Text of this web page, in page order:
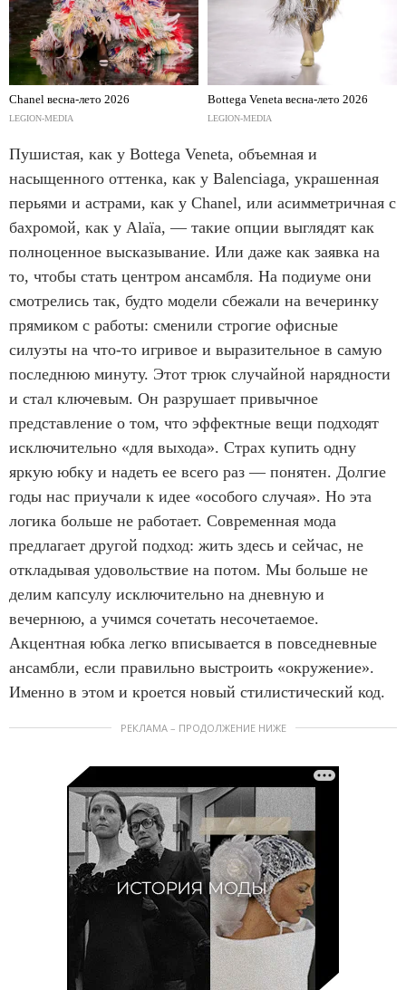
Chanel весна-лето 2026
LEGION-MEDIA
Bottega Veneta весна-лето 2026
LEGION-MEDIA
Пушистая, как у Bottega Veneta, объемная и
насыщенного оттенка, как у Balenciaga, украшенная
перьями и астрами, как у Chanel, или асимметричная с
бахромой, как у Alaïa, — такие опции выглядят как
полноценное высказывание. Или даже как заявка на
то, чтобы стать центром ансамбля. На подиуме они
смотрелись так, будто модели сбежали на вечеринку
прямиком с работы: сменили строгие офисные
силуэты на что-то игривое и выразительное в самую
последнюю минуту. Этот трюк случайной нарядности
и стал ключевым. Он разрушает привычное
представление о том, что эффектные вещи подходят
исключительно «для выхода». Страх купить одну
яркую юбку и надеть ее всего раз — понятен. Долгие
годы нас приучали к идее «особого случая». Но эта
логика больше не работает. Современная мода
предлагает другой подход: жить здесь и сейчас, не
откладывая удовольствие на потом. Мы больше не
делим капсулу исключительно на дневную и
вечернюю, а учимся сочетать несочетаемое.
Акцентная юбка легко вписывается в повседневные
ансамбли, если правильно выстроить «окружение».
Именно в этом и кроется новый стилистический код.
РЕКЛАМА – ПРОДОЛЖЕНИЕ НИЖЕ